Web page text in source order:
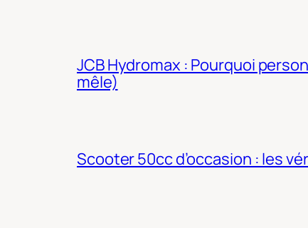
JCB Hydromax : Pourquoi
mêle)
Scooter 50cc d’occasion : les